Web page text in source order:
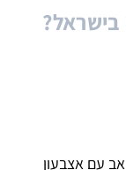
עם אצבעון